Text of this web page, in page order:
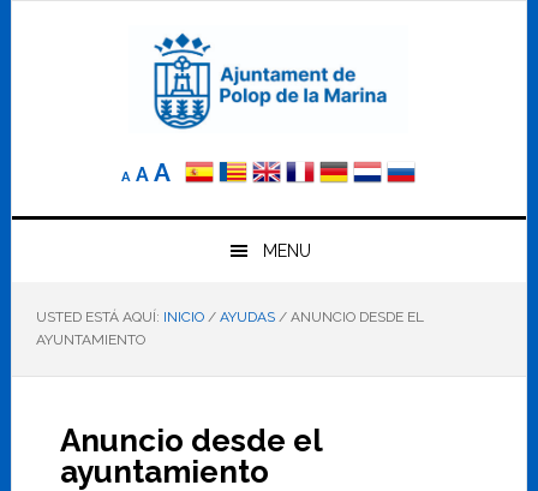
A
Reducir
elA Tamaño
AAumentar
el
tamaño
letra
MENU
USTED ESTÁ AQUÍ: INICIO / AYUDAS /ANUNCIO DESDE EL
AYUNTAMIENTO
Anuncio desde el
ayuntamiento